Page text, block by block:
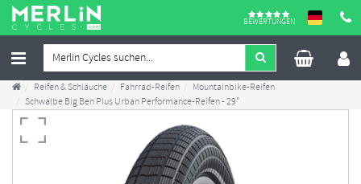
BEWERTUNGEN
Reifen & Schläuche Fahrrad-Reifen
Mountainbike-Reifen
Schwalbe Big Ben Plus Urban Performance-Reifen - 29"